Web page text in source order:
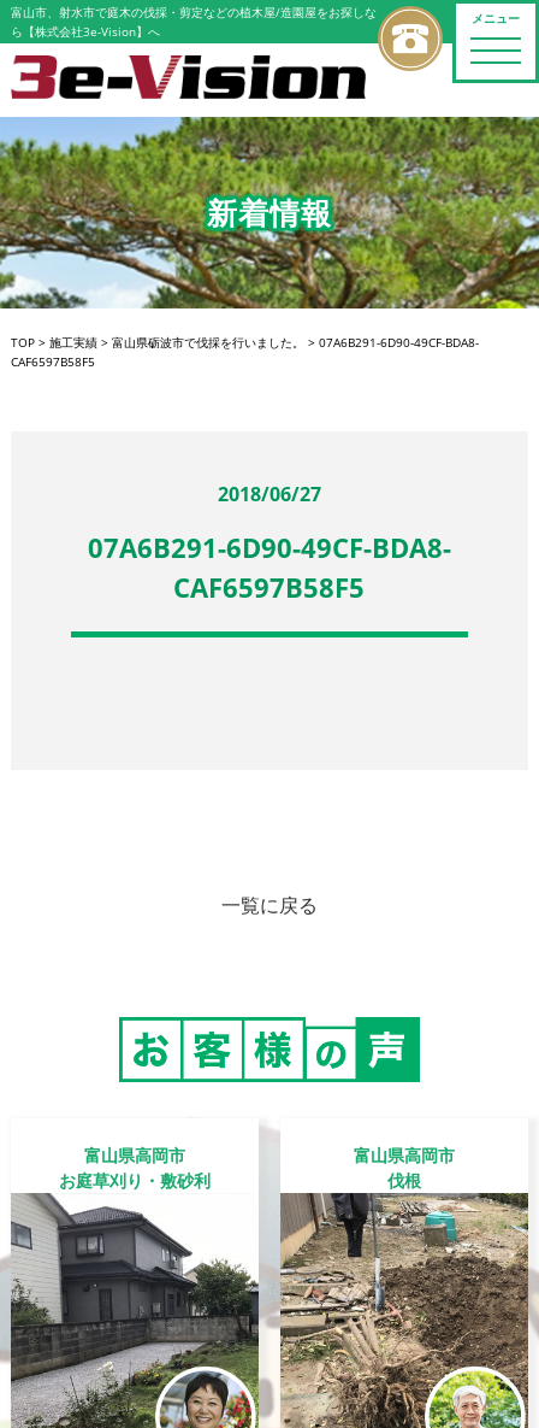
メニュー
toggle
富山市、射水市で庭木の伐採・剪定などの植木屋/造園屋をお探しな
ら【株式会社3e-Vision】へ
新着情報
TOP> 施工実績> 富山県砺波市で伐採を行いました。 > 07A6B291-6D90-49CF-BDA8-
CAF6597B58F5
2018/06/27
07A6B291-6D90-49CF-BDA8-
CAF6597B58F5
一覧に戻る
富山県高岡市
お庭草刈り・敷砂利
富山県高岡市
伐根